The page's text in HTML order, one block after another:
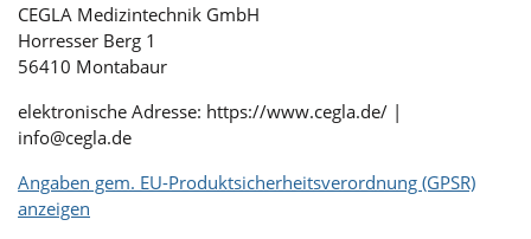
CEGLA Medizintechnik GmbH
Horresser Berg 1
56410 Montabaur
elektronische Adresse: https://www.cegla.de/ |
info@cegla.de
Angaben gem. EU-Produktsicherheitsverordnung (GPSR)
anzeigen